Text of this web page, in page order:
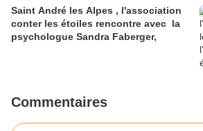
Saint André les Alpes , l'association
conter les étoiles rencontre avec la
psychologue Sandra Faberger,
Commentaires